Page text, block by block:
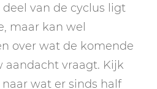
deel van de cyclus ligt
maar kan wel
over wat de komende
aandacht vraagt. Kijk
wat er sinds half